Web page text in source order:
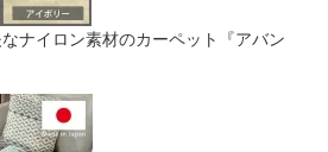
ナイロン素材のカーペット『アバン